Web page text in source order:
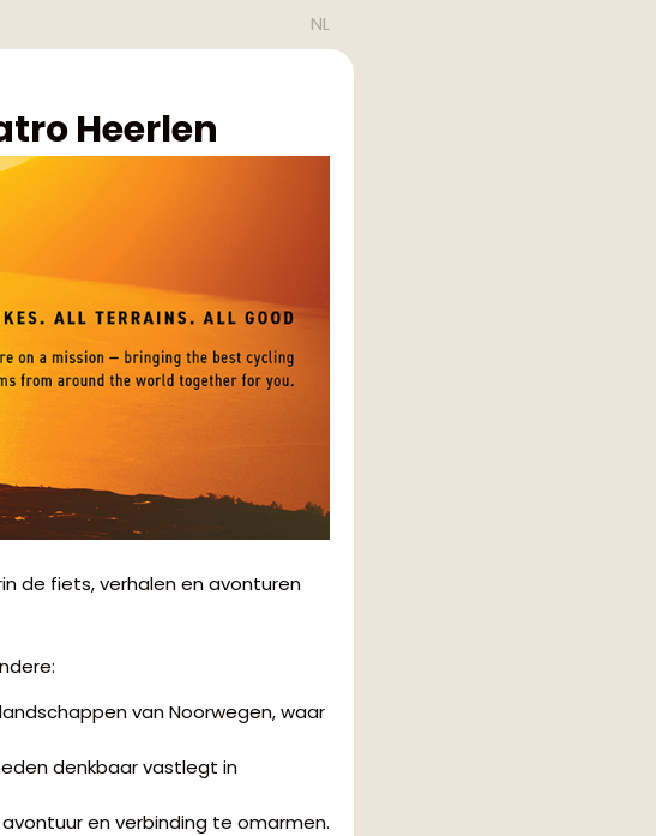
NL
Heerlen
de fiets, verhalen en avonturen
van Noorwegen, waar
denkbaar vastlegt in
en verbinding te omarmen.